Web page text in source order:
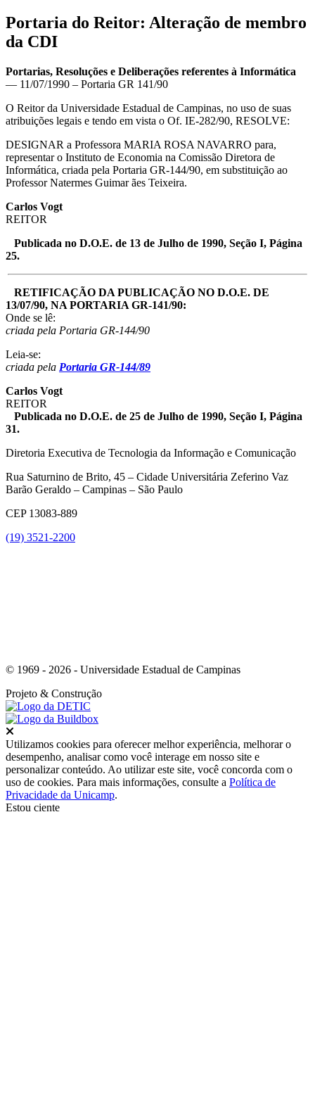
Portaria do Reitor: Alteração de membro
da CDI
Portarias, Resoluções e Deliberações referentes à Informática
— 11/07/1990 – Portaria GR 141/90
O Reitor da Universidade Estadual de Campinas, no uso de suas
atribuições legais e tendo em vista o Of. IE-282/90, RESOLVE:
DESIGNAR a Professora MARIA ROSA NAVARRO para,
representar o Instituto de Economia na Comissão Diretora de
Informática, criada pela Portaria GR-144/90, em substituição ao
Professor Natermes Guimar ães Teixeira.
Carlos Vogt
REITOR
Publicada no D.O.E. de 13 de Julho de 1990, Seção I, Página
25.
RETIFICAÇÃO DA PUBLICAÇÃO NO D.O.E. DE
13/07/90, NA PORTARIA GR-141/90:
Onde se lê:
criada pela Portaria GR-144/90
Leia-se:
criada pela Portaria GR-144/89
Carlos Vogt
REITOR
Publicada no D.O.E. de 25 de Julho de 1990, Seção I, Página
31.
Diretoria Executiva de Tecnologia da Informação e Comunicação
Rua Saturnino de Brito, 45 – Cidade Universitária Zeferino Vaz
Barão Geraldo – Campinas – São Paulo
CEP 13083-889
(19) 3521-2200
© 1969 - 2026 - Universidade Estadual de Campinas
Projeto & Construção
Utilizamos cookies para oferecer melhor experiência, melhorar o
desempenho, analisar como você interage em nosso site e
personalizar conteúdo. Ao utilizar este site, você concorda com o
uso de cookies. Para mais informações, consulte a Política de
Privacidade da Unicamp.
Estou ciente